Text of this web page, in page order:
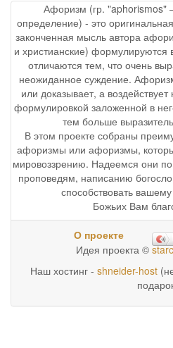
Афоризм (гр. "aphorismos"
определение) - это
законченная мысль автора
и христианские) формулируются
отличаются тем, что очень
неожиданное суждение.
или доказывает, а
формулировкой заложенной в
тем больше
В этом проекте собраны
афоризмы или афоризмы,
мировоззрению. Надеемся они
проповедям, написанию
способствовать
Божьих Вам
О проекте
Идея проекта ©
Наш хостинг - shneider-host